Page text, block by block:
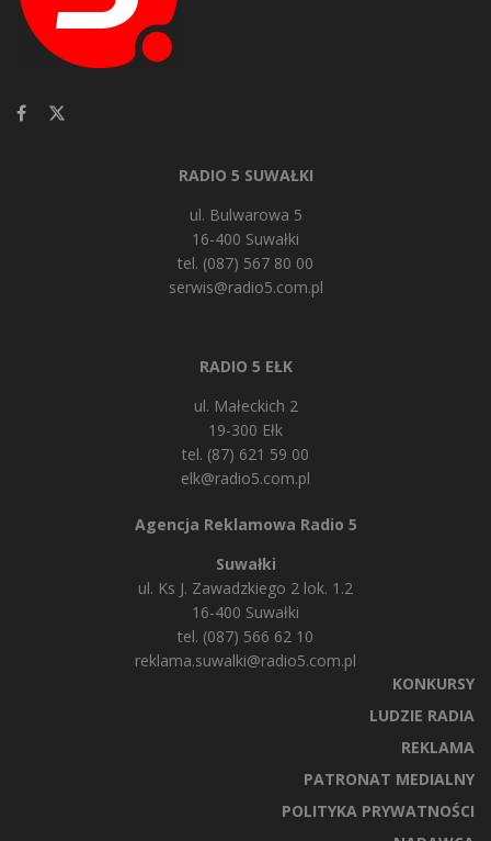
RADIO 5 SUWAŁKI
ul. Bulwarowa 5
16-400 Suwałki
tel. (087) 567 80 00
serwis@radio5.com.pl
RADIO 5 EŁK
ul. Małeckich 2
19-300 Ełk
tel. (87) 621 59 00
elk@radio5.com.pl
Agencja Reklamowa Radio 5
Suwałki
ul. Ks J. Zawadzkiego 2 lok. 1.2
16-400 Suwałki
tel. (087) 566 62 10
reklama.suwalki@radio5.com.pl
KONKURSY
LUDZIE RADIA
REKLAMA
PATRONAT MEDIALNY
POLITYKA PRYWATNOŚCI